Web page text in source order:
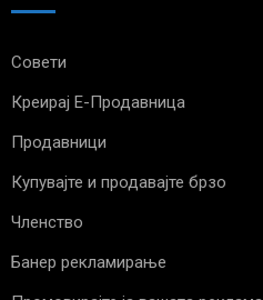
Совети
Креирај Е-Продавница
Продавници
Купувајте и продавајте брзо
Членство
Банер рекламирање